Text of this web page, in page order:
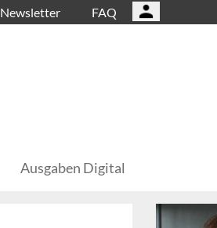
Newsletter FAQ
Ausgaben Digital